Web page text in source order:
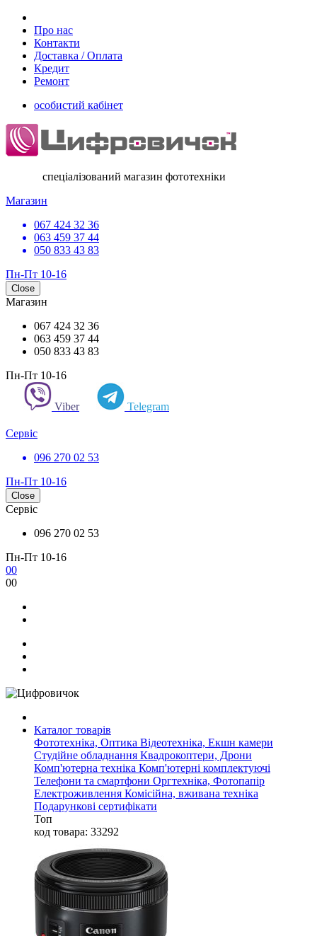
Про нас
Контакти
Доставка / Оплата
Кредит
Ремонт
особистий кабінет
спеціалізований магазин фототехніки
Магазин
067 424 32 36
063 459 37 44
050 833 43 83
Пн-Пт 10-16
Close
Магазин
067 424 32 36
063 459 37 44
050 833 43 83
Пн-Пт 10-16
Viber Telegram
Сервіс
096 270 02 53
Пн-Пт 10-16
Close
Сервіс
096 270 02 53
Пн-Пт 10-16
00
00
Каталог товарів
Фототехніка, Оптика Відеотехніка, Екшн камери
Студійне обладнання Квадрокоптери, Дрони
Комп'ютерна техніка Комп'ютерні комплектуючі
Телефони та смартфони Оргтехніка, Фотопапір
Електроживлення Комісійна, вживана техніка
Подарункові сертифікати
Топ
код товара: 33292